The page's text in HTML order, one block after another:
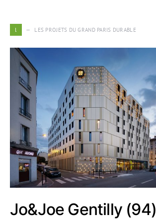
l LES PROJETS DU GRAND PARIS DURABLE
Jo&Joe Gentilly (94)